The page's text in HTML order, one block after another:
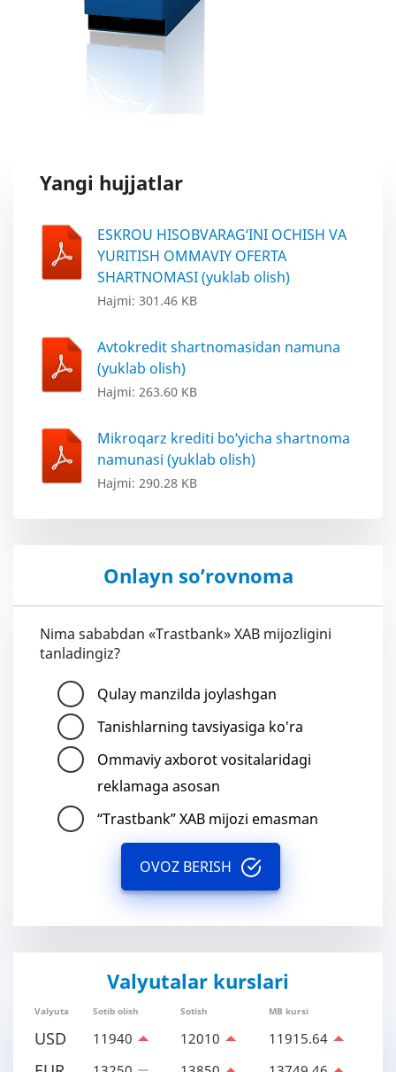
Yangi hujjatlar
ESKROU HISOBVARAG‘INI OCHISH VA
YURITISH OMMAVIY OFERTA
SHARTNOMASI (yuklab olish)
Hajmi: 301.46 KB
Avtokredit shartnomasidan namuna
(yuklab olish)
Hajmi: 263.60 KB
Mikroqarz krediti bo‘yicha shartnoma
namunasi (yuklab olish)
Hajmi: 290.28 KB
Onlayn so’rovnoma
Nima sababdan «Trastbank» XAB mijozligini
tanladingiz?
Qulay manzilda joylashgan
Tanishlarning tavsiyasiga ko'ra
Ommaviy axborot vositalaridagi
reklamaga asosan
“Trastbank” XAB mijozi emasman
OVOZ BERISH
Valyutalar kurslari
Valyuta Sotib olish Sotish MB kursi
USD 11940 12010 11915.64